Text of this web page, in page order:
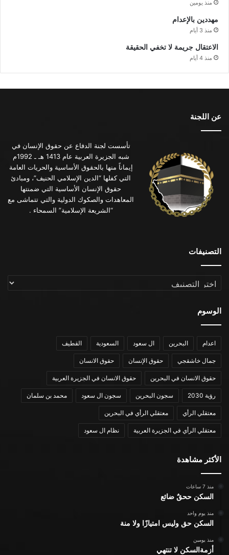
منذ يومين
مهددين بالإعدام
منذ 3 أيام
الاعتقال جريمة لا تخفي الحقيقة
منذ 4 أيام
عن اللجنة
تأسست لجنة الدفاع عن حقوق الإنسان في
شبه الجزيرة العربية عام 1413 هـ ـ 1992م
إيماناً منها بالحقوق الأساسية والحريات العامة
التي كفلها “الدين الإسلامي الحنيف”، ومبادئ
حقوق الإنسان الأساسية التي ضمنتها
المعاهدات والصكوك الدولية والتي تتماشى مع
“الشريعة الإسلامية” السمحاء .
التصنيفات
التصنيفات
الوسوم
اعدام البحرين ال سعود السعودية القطيف
جمال خاشقجي حقوق الإنسان حقوق الانسان
حقوق الانسان في البحرين حقوق الانسان في الجزيرة العربية
رؤية 2030 سجون البحرين سجون ال سعود محمد بن سلمان
معتقلي الرأي معتقلي الرأي في البحرين
معتقلي الرأي في الجزيرة العربية نظام ال سعود
الأكثر مشاهدة
منذ 7 ساعات
السكن ححقٌ ضائع
منذ يوم واحد
السكن حق وليس امتيازًا ولا منة
منذ يومين
أزمةالسكن لا تنتهي